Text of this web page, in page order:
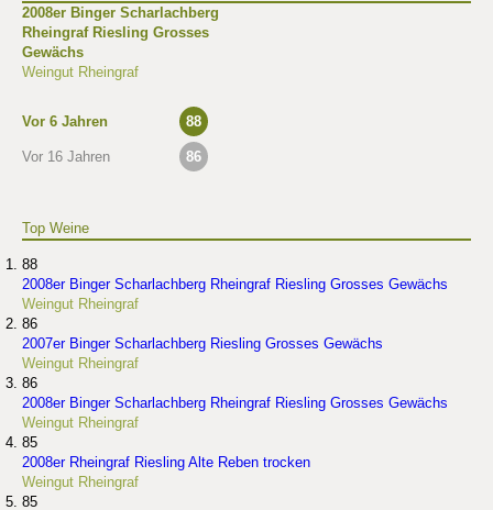
2008er Binger Scharlachberg
Rheingraf Riesling Grosses
Gewächs
Weingut Rheingraf
Vor 6 Jahren 88
Vor 16 Jahren 86
Top Weine
88
2008er Binger Scharlachberg Rheingraf Riesling Grosses Gewächs
Weingut Rheingraf
86
2007er Binger Scharlachberg Riesling Grosses Gewächs
Weingut Rheingraf
86
2008er Binger Scharlachberg Rheingraf Riesling Grosses Gewächs
Weingut Rheingraf
85
2008er Rheingraf Riesling Alte Reben trocken
Weingut Rheingraf
85